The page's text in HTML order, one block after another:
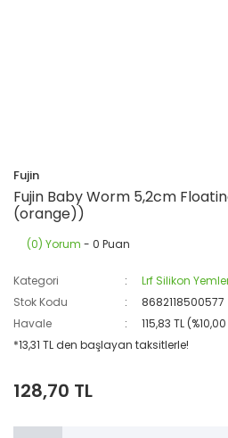
Fujin
Fujin Baby Worm 5,2cm
(orange))
(0) Yorum - 0 Puan
Kategori
Lrf Silikon
Stok Kodu
8682118500577
Havale
115,83 TL
*13,31 TL den başlayan taksitlerle!
128,70 TL